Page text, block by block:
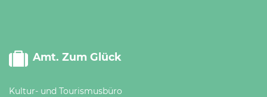
Amt. Zum Glück
Kultur- und Tourismusbüro